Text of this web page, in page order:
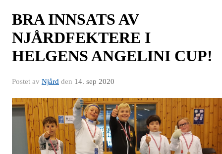
BRA INNSATS AV
NJÅRDFEKTERE I
HELGENS ANGELINI CUP!
Postet av Njård den 14. sep 2020